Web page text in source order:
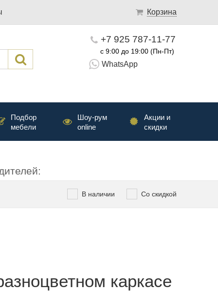
Корзина
+7 925 787-11-77
с 9:00 до 19:00 (Пн-Пт)
WhatsApp
Акции и
скидки
Шоу-рум
online
Подбор
мебели
Со скидкой
В наличии
каркасе